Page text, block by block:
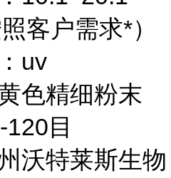
客户需求*）
uv
色精细粉末
120目
沃特莱斯生物